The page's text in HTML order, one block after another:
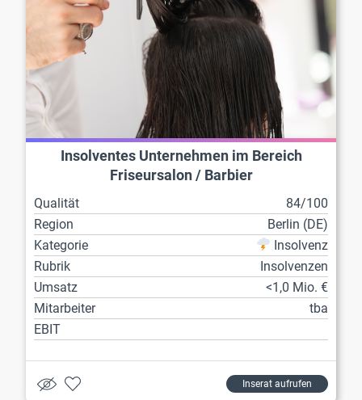
Insolventes Unternehmen im Bereich
Friseursalon / Barbier
Qualität
84/100
Region
Berlin (DE)
Kategorie
Insolvenz
Rubrik
Insolvenzen
Umsatz
<1,0 Mio. €
Mitarbeiter
tba
EBIT
Inserat aufrufen